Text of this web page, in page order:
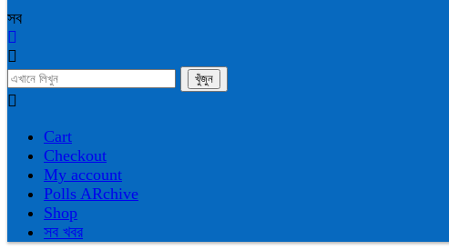
সব
Cart
Checkout
My account
Polls ARchive
Shop
সব খবর